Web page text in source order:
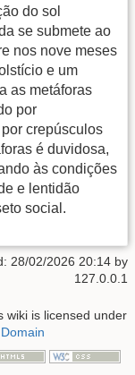
do sol
se submete ao
nos nove meses
e um
as metáforas
por
crepúsculos
é duvidosa,
às condições
e lentidão
social.
28/02/2026 20:14 by
127.0.0.1
wiki is licensed under